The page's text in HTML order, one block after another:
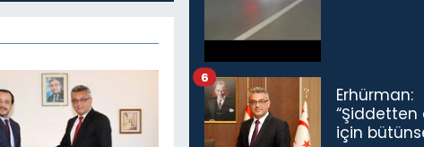
Erhürman:
“Şiddetten
için
6